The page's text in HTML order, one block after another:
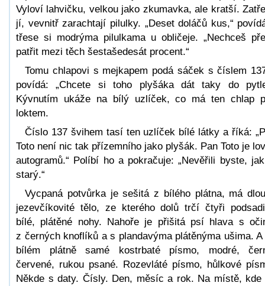
Vyloví lahvičku, velkou jako zkumavka, ale kratší.
jí, vevnitř zarachtají pilulky. „Deset doláčů kus,“
třese si modrýma pilulkama u obličeje. „Nechceš
patřit mezi těch šestašedesát procent.“
Tomu chlapovi s mejkapem podá sáček s číslem
povídá: „Chcete si toho plyšáka dát taky do
Kývnutím ukáže na bílý uzlíček, co má ten chlap
loktem.
Číslo 137 švihem tasí ten uzlíček bílé látky a říká:
Toto není nic tak přízemního jako plyšák. Pan Toto je
autogramů.“ Políbí ho a pokračuje: „Nevěřili byste,
starý.“
Vycpaná potvůrka je sešitá z bílého plátna, má
jezevčíkovité tělo, ze kterého dolů trčí čtyři
bílé, plátěné nohy. Nahoře je přišitá psí hlava s
z černých knoflíků a s plandavýma plátěnýma ušima. A
bílém plátně samé kostrbaté písmo, modré,
červené, rukou psané. Rozevláté písmo, hůlkové
Někde s daty. Čísly. Den, měsíc a rok. Na místě, kde